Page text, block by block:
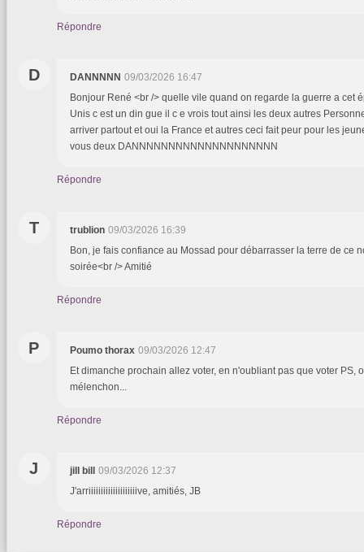
Répondre
D DANNNNN 09/03/2026 16:47
Bonjour René <br /> quelle vile quand on regarde la guerre a cet
Unis c est un din gue il c e vrois tout ainsi les deux autres
arriver partout et oui la France et autres ceci fait peur pour les
vous deux DANNNNNNNNNNNNNNNNNNNN
Répondre
T trublion 09/03/2026 16:39
Bon, je fais confiance au Mossad pour débarrasser la terre de ce
soirée<br /> Amitié
Répondre
P Poumo thorax 09/03/2026 12:47
Et dimanche prochain allez voter, en n'oubliant pas que voter PS,
mélenchon...
Répondre
J jill bill
09/03/2026 12:37
J'arriiiiiiiiiiiiiiiiiiiive, amitiés, JB
Répondre